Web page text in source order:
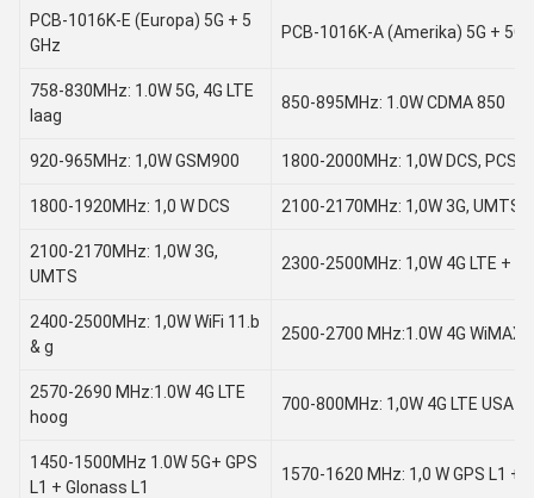
PCB-1016K-E (Europa) 5G + 5
GHz
PCB-1016K-A (Amerika) 5G +
758-830MHz: 1.0W 5G, 4G LTE
laag
850-895MHz: 1.0W CDMA 850
920-965MHz: 1,0W GSM900 1800-2000MHz: 1,0W DCS, PCS
1800-1920MHz: 1,0 W DCS 2100-2170MHz: 1,0W 3G, UMTS
2100-2170MHz: 1,0W 3G,
UMTS
2300-2500MHz: 1,0W 4G LTE +
2400-2500MHz: 1,0W WiFi 11.b
& g
2500-2700 MHz:1.0W 4G WiMAX
2570-2690 MHz:1.0W 4G LTE
hoog
700-800MHz: 1,0W 4G LTE USA
1450-1500MHz 1.0W 5G+ GPS
L1 + Glonass L1
1570-1620 MHz: 1,0 W GPS L1 +